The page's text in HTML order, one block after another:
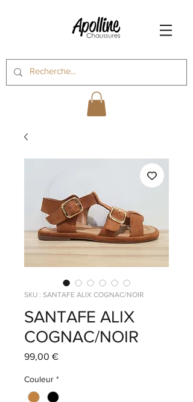
SKU : SANTAFE ALIX COGNAC/NOIR
SANTAFE ALIX
COGNAC/NOIR
99,00 €Prix
Couleur *